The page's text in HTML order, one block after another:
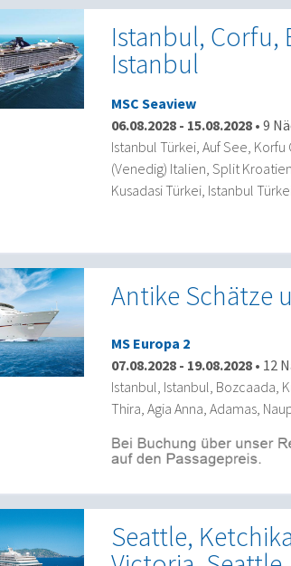
Istanbul, Corfu,
Istanbul
MSC Seaview
06.08.2028 - 15.08.2028 • 9
Istanbul Türkei, Auf See,
(Venedig) Italien, Split
Kusadasi Türkei, Istanbul
Antike Schätze
MS Europa 2
07.08.2028 - 19.08.2028 • 12
Istanbul, Istanbul, Bozcaada,
Thira, Agia Anna, Adamas,
Seattle,